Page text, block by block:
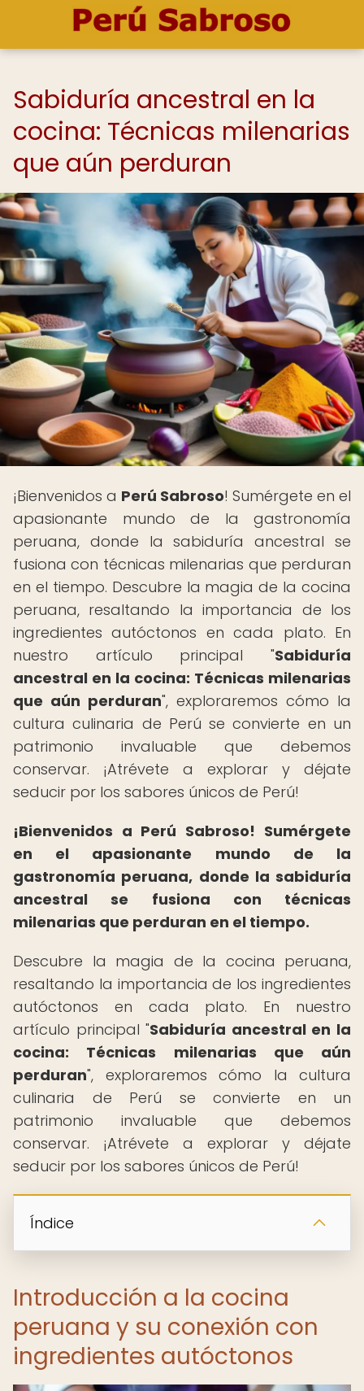
Sabiduría ancestral en la
cocina: Técnicas milenarias
que aún perduran
¡Bienvenidos a Perú Sabroso! Sumérgete en el
apasionante mundo de la gastronomía
peruana, donde la sabiduría ancestral se
fusiona con técnicas milenarias que perduran
en el tiempo. Descubre la magia de la cocina
peruana, resaltando la importancia de los
ingredientes autóctonos en cada plato. En
nuestro artículo principal "Sabiduría
ancestral en la cocina: Técnicas milenarias
que aún perduran", exploraremos cómo la
cultura culinaria de Perú se convierte en un
patrimonio invaluable que debemos
conservar. ¡Atrévete a explorar y déjate
seducir por los sabores únicos de Perú!
¡Bienvenidos a Perú Sabroso! Sumérgete
en el apasionante mundo de la
gastronomía peruana, donde la sabiduría
ancestral se fusiona con técnicas
milenarias que perduran en el tiempo.
Descubre la magia de la cocina peruana,
resaltando la importancia de los ingredientes
autóctonos en cada plato. En nuestro
artículo principal "Sabiduría ancestral en la
cocina: Técnicas milenarias que aún
perduran", exploraremos cómo la cultura
culinaria de Perú se convierte en un
patrimonio invaluable que debemos
conservar. ¡Atrévete a explorar y déjate
seducir por los sabores únicos de Perú!
Índice
Introducción a la cocina
peruana y su conexión con
ingredientes autóctonos